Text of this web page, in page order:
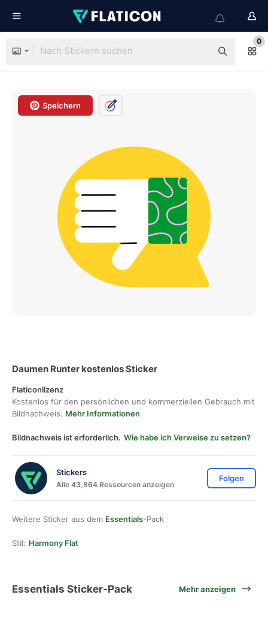
0
Speichern
Daumen Runter kostenlos Sticker
Flaticonlizenz
Kostenlos für den persönlichen und kommerziellen Gebrauch mit
Bildnachweis. Mehr Informationen
Bildnachweis ist erforderlich. Wie habe ich Verweise zu setzen?
Stickers
Alle 43,864 Ressourcen anzeigen
Folgen
Weitere Sticker aus dem Essentials-Pack
Stil: Harmony Flat
Essentials Sticker-Pack Mehr anzeigen